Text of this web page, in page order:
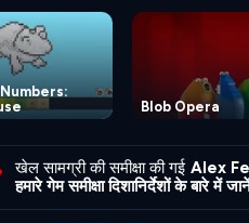
Blob Opera
खेल सामग्री की समीक्षा की गई Alex
हमारे गेम समीक्षा दिशानिर्देशों के बारे में